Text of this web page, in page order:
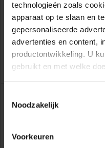
technologieën zoals
apparaat op te slaan en
gepersonaliseerde
advertenties en content,
productontwikkeling. U
gebruikt en met welke
Informatie
Uw apparaat
scannen op
Noodzakelijk
Voorkeuren
621
Bekijk